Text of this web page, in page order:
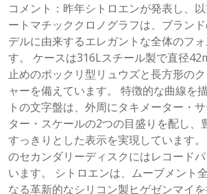
コメント：昨年シトロエンが発表し、
ートマチッククロノグラフは、ブラン
デルに由来するエレガントな全体のフ
す。 ケースは316Lスチール製で直径
止めのポックリ型リュウズと長方形の
ャーを備えています。 特徴的な曲線を
トの文字盤は、外周にタキメーター・
ター・スケールの2つの目盛りを配し、
すっきりとした表示を実現しています
のセカンダリーディスクにはレコード
います。 シトロエンは、ムーブメント
なる革新的なシリコン製ヒゲゼンマイ